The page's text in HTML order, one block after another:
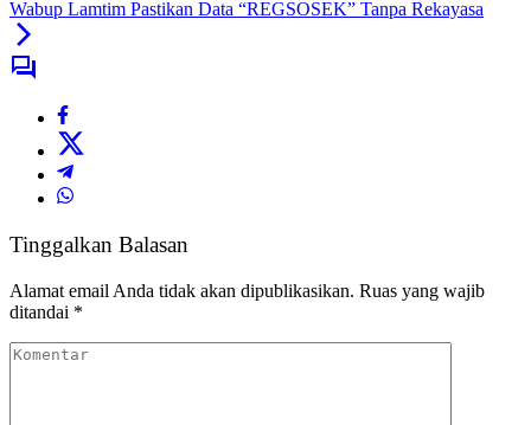
Wabup Lamtim Pastikan Data “REGSOSEK” Tanpa Rekayasa
Tinggalkan Balasan
Alamat email Anda tidak akan dipublikasikan. Ruas yang wajib
ditandai *